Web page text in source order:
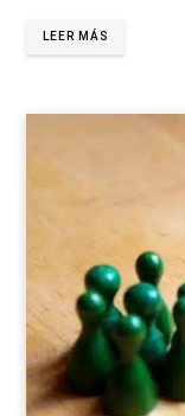
LEER MÁS